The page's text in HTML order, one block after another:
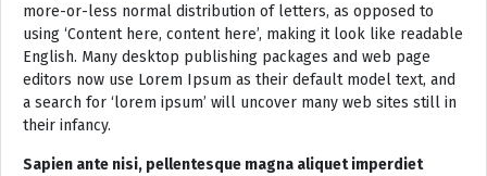
more-or-less normal distribution of letters, as opposed to
using ‘Content here, content here’, making it look like readable
English. Many desktop publishing packages and web page
editors now use Lorem Ipsum as their default model text, and
a search for ‘lorem ipsum’ will uncover many web sites still in
their infancy.
Sapien ante nisi, pellentesque magna aliquet imperdiet